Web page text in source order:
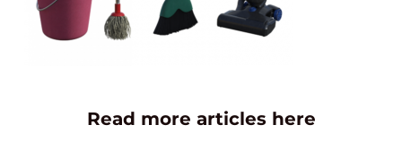
Read more articles here